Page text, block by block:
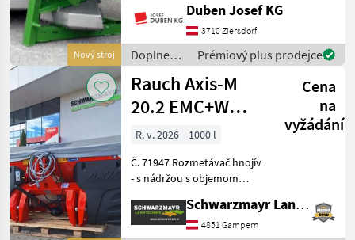
Nový stroj
(dieser bietet die
Möglichkeit zur
automatischen
Mengenregelung bei
wechselnden
Fahrgeschwindigkeit
Duben Josef KG
3710 Ziersdorf
Doplnenie
živin a
polievanie
/
Amazone
Prémiový plus prodejce
Rauch Axis-M
20.2 EMC+W
Quantron A
Cena
na
vyžádání
R. v. 2026
1000 l
Č. 71947 Rozmetávač hnojív
- s nádržou s objemom
cm - s 3-bodovým závesom
kategórie 2 a kategórie 3 - s
Schwarzmayr Landtechnik GmbH - Gampern
4851 Gampern